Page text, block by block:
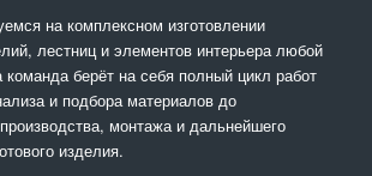
на комплексном изготовлении
лестниц и элементов интерьера любой
берёт на себя полный цикл работ
и подбора материалов до
монтажа и дальнейшего
изделия.